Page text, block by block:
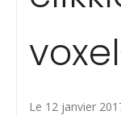
Le 12 janvier